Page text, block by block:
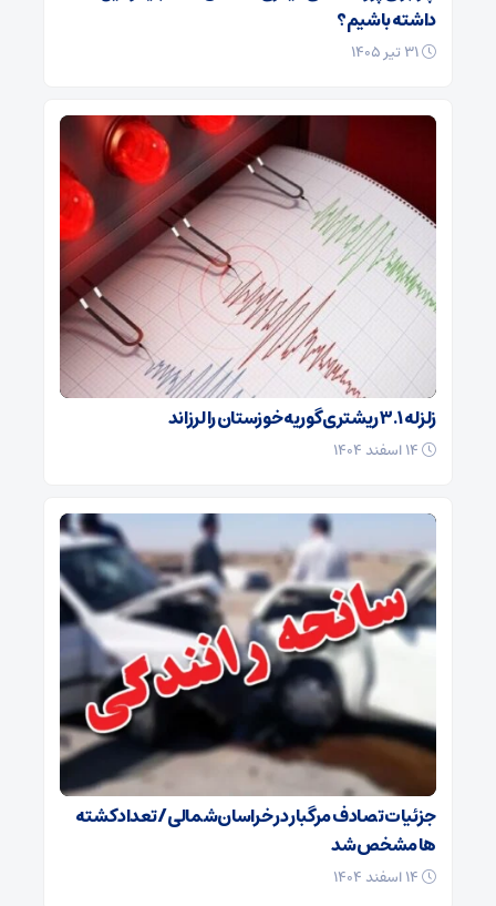
داشته باشیم؟
زلزله ۳.۱ ریشتری گوریه خوزستان را لرزاند
جزئیات تصادف مرگبار در خراسان‌شمالی/ تعداد کشته
ها مشخص شد